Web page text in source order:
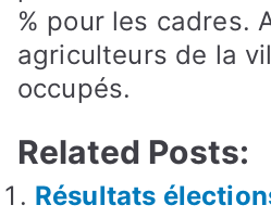
% pour les cadres.
agriculteurs de la
occupés.
Related Posts:
Résultats